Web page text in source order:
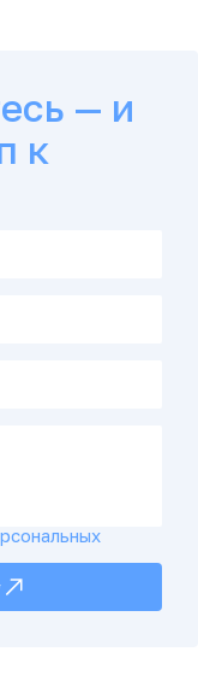
— и
к